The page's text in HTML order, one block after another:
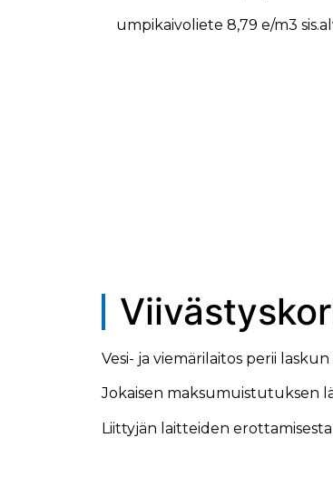
umpikaivoliete 8,79 e/m3
Vesi- ja viemärilaitos perii
Jokaisen maksumuistutuksen
Liittyjän laitteiden